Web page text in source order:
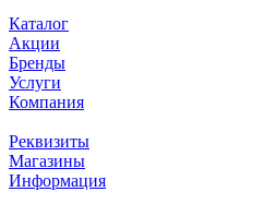
Каталог
Акции
Бренды
Услуги
Компания
Реквизиты
Магазины
Информация